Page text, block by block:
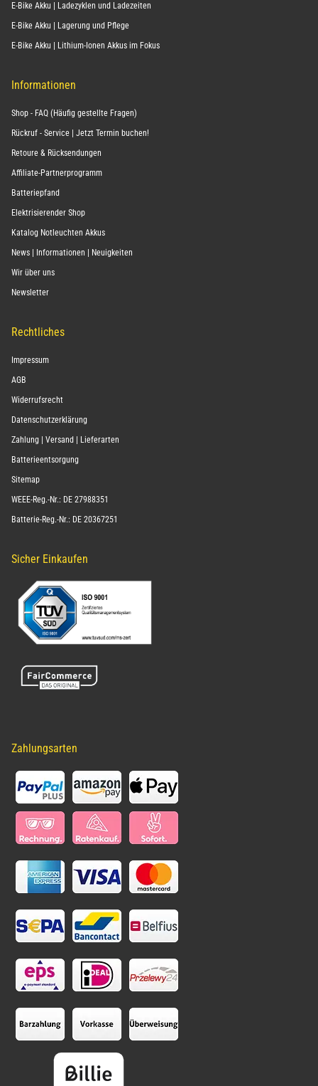
E-Bike Akku | Ladezyklen und Ladezeiten
E-Bike Akku | Lagerung und Pflege
E-Bike Akku | Lithium-Ionen Akkus im Fokus
Informationen
Shop - FAQ (Häufig gestellte Fragen)
Rückruf - Service | Jetzt Termin buchen!
Retoure & Rücksendungen
Affiliate-Partnerprogramm
Batteriepfand
Elektrisierender Shop
Katalog Notleuchten Akkus
News | Informationen | Neuigkeiten
Wir über uns
Newsletter
Rechtliches
Impressum
AGB
Widerrufsrecht
Datenschutzerklärung
Zahlung | Versand | Lieferarten
Batterieentsorgung
Sitemap
WEEE-Reg.-Nr.: DE 27988351
Batterie-Reg.-Nr.: DE 20367251
Sicher Einkaufen
Zahlungsarten